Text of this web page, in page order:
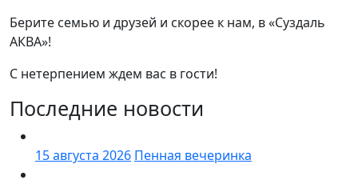
Берите семью и друзей и скорее к нам, в «Суздаль
АКВА»!
С нетерпением ждем вас в гости!
Последние новости
15 августа 2026 Пенная вечеринка